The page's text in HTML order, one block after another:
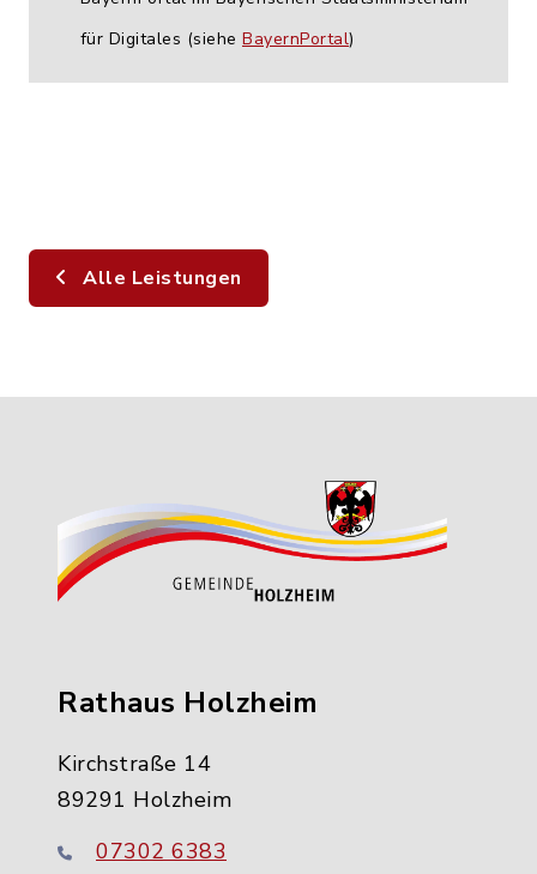
für Digitales (siehe BayernPortal)
Alle Leistungen
Rathaus Holzheim
Kirchstraße 14
89291 Holzheim
07302 6383